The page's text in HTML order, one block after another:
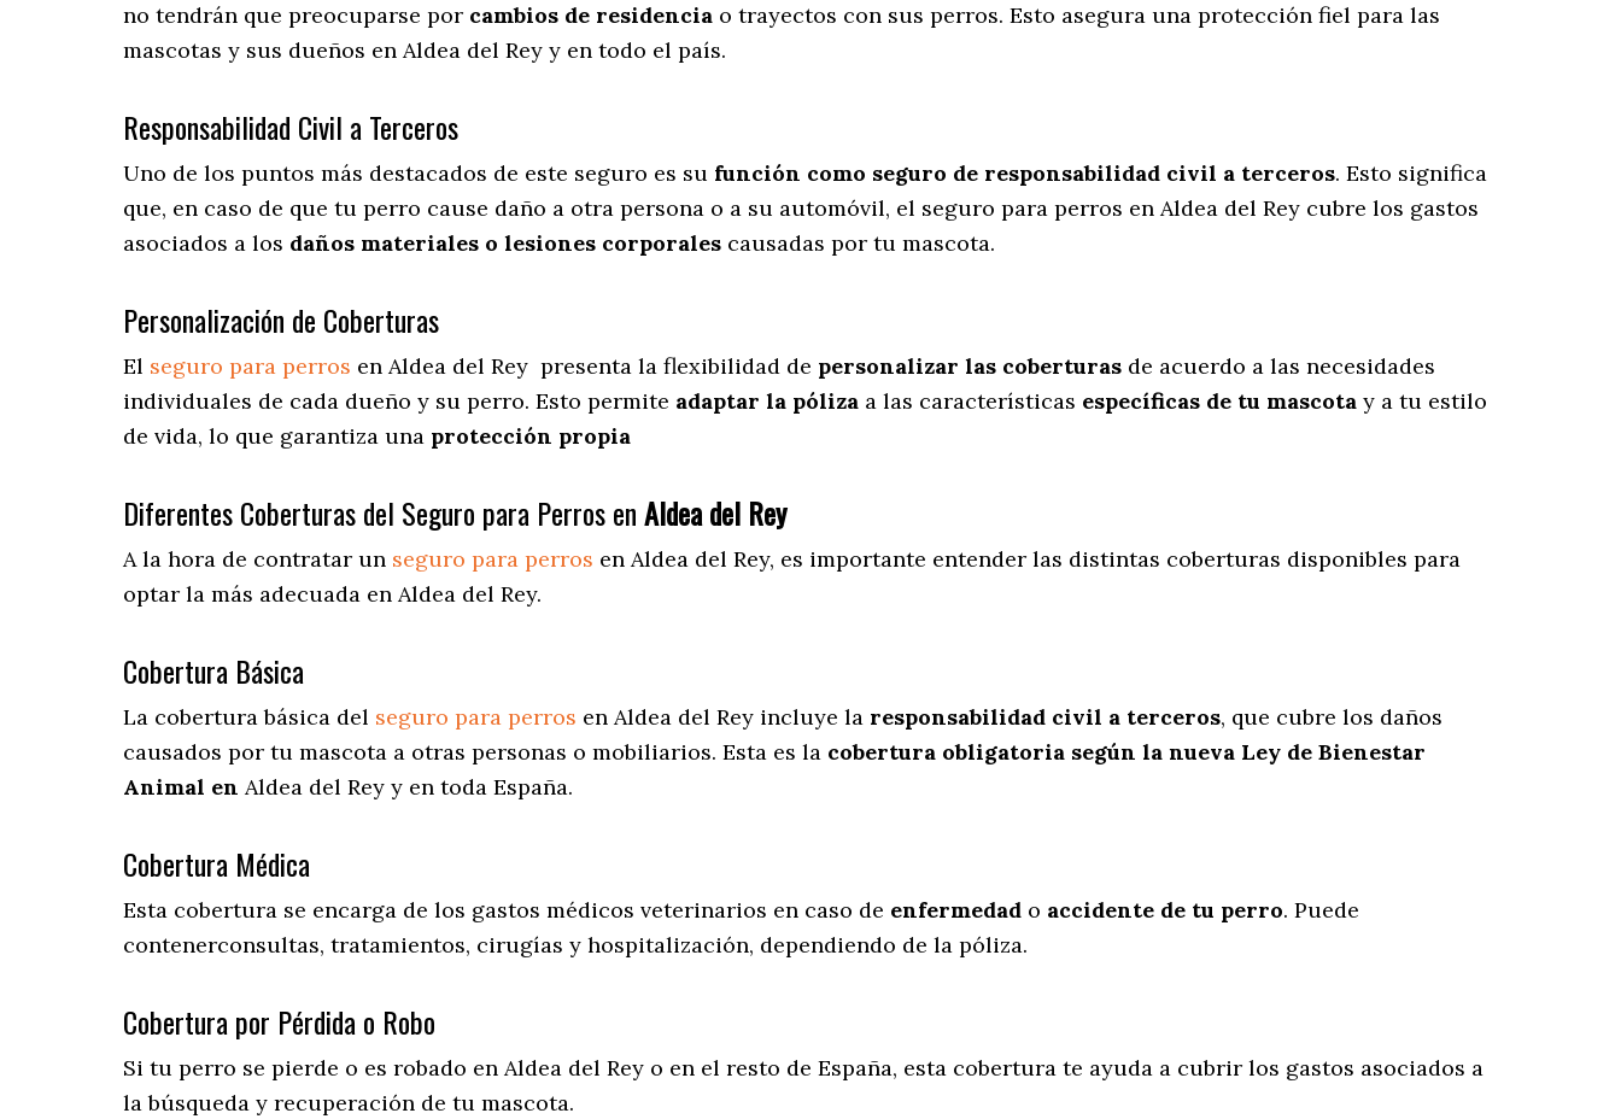
no tendrán que preocuparse por cambios de residencia o trayectos con sus perros. Esto asegura una protección fiel para las
mascotas y sus dueños en Aldea del Rey y en todo el país.
Responsabilidad Civil a Terceros
Uno de los puntos más destacados de este seguro es su función como seguro de responsabilidad civil a terceros. Esto significa
que, en caso de que tu perro cause daño a otra persona o a su automóvil, el seguro para perros en Aldea del Rey cubre los gastos
asociados a los daños materiales o lesiones corporales causadas por tu mascota.
Personalización de Coberturas
El seguro para perros en Aldea del Rey presenta la flexibilidad de personalizar las coberturas de acuerdo a las necesidades
individuales de cada dueño y su perro. Esto permite adaptar la póliza a las características específicas de tu mascota y a tu estilo
de vida, lo que garantiza una protección propia
Diferentes Coberturas del Seguro para Perros enAldea del Rey
A la hora de contratar un seguro para perros en Aldea del Rey, es importante entender las distintas coberturas disponibles para
optar la más adecuada en Aldea del Rey.
Cobertura Básica
La cobertura básica del seguro para perros en Aldea del Rey incluye la responsabilidad civil a terceros, que cubre los daños
causados por tu mascota a otras personas o mobiliarios. Esta es la cobertura obligatoria según la nueva Ley de Bienestar
Animal en Aldea del Rey y en toda España.
Cobertura Médica
Esta cobertura se encarga de los gastos médicos veterinarios en caso de enfermedad o accidente de tu perro. Puede
contenerconsultas, tratamientos, cirugías y hospitalización, dependiendo de la póliza.
Cobertura por Pérdida o Robo
Si tu perro se pierde o es robado en Aldea del Rey o en el resto de España, esta cobertura te ayuda a cubrir los gastos asociados a
la búsqueda y recuperación de tu mascota.